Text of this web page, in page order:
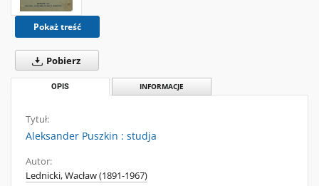
Pokaż treść
Pobierz
OPIS INFORMACJE
Tytuł:
Aleksander Puszkin : studja
Autor:
Lednicki, Wacław (1891-1967)